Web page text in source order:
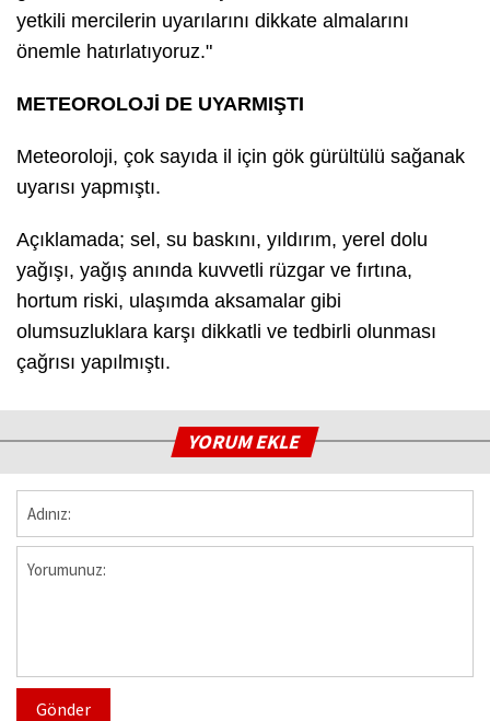
yetkili mercilerin uyarılarını dikkate almalarını
önemle hatırlatıyoruz."
METEOROLOJİ DE UYARMIŞTI
Meteoroloji, çok sayıda il için gök gürültülü sağanak
uyarısı yapmıştı.
Açıklamada; sel, su baskını, yıldırım, yerel dolu
yağışı, yağış anında kuvvetli rüzgar ve fırtına,
hortum riski, ulaşımda aksamalar gibi
olumsuzluklara karşı dikkatli ve tedbirli olunması
çağrısı yapılmıştı.
YORUM EKLE
Gönder